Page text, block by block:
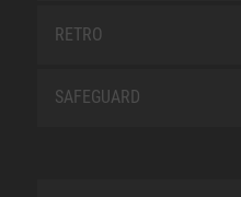
RETRO
SAFEGUARD